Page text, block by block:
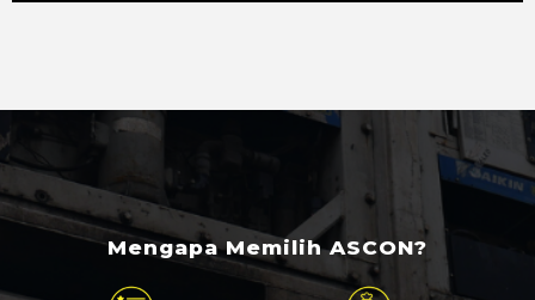
Mengapa Memilih ASCON?